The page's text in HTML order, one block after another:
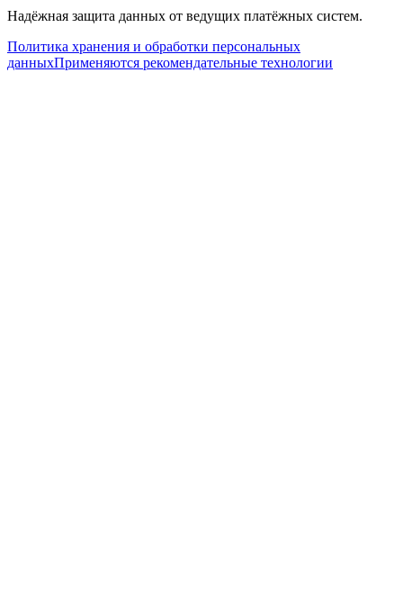
Надёжная защита данных от ведущих платёжных систем.
Политика хранения и обработки персональных
данныхПрименяются рекомендательные технологии